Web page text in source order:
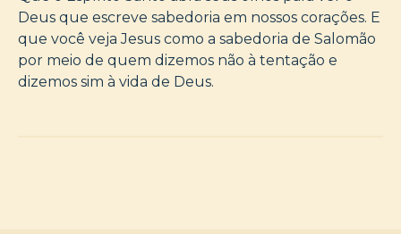
Deus que escreve sabedoria em nossos corações. E
que você veja Jesus como a sabedoria de Salomão
por meio de quem dizemos não à tentação e
dizemos sim à vida de Deus.